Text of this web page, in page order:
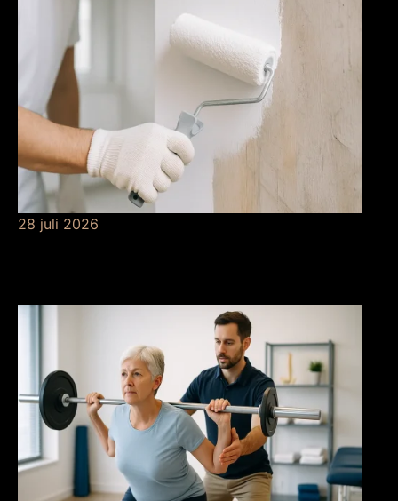
28 juli 2026